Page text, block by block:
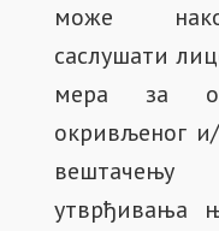
може
саслушати
мера за
окривљеног
вештачењу
утврђивања